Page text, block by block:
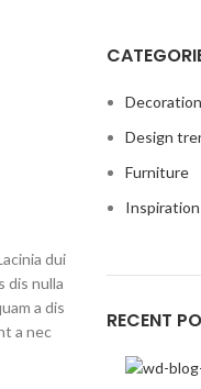
dui
dis nulla
a dis
a nec
Decoration
Design
Furniture
Inspiration
RECENT